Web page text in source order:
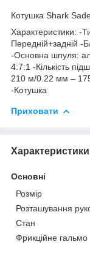
Котушка Shark
Характеристики: -
Передній+задній -
-Основна шпуля:
4:7:1 -Кількість
210 м/0.22 мм –
-Котушка
Приховати
Характеристики
Основні
Розмір
Розташування
Стан
Фрикційне гальмо